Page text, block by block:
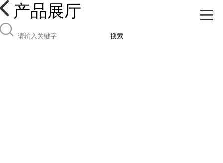
产品展厅
搜索